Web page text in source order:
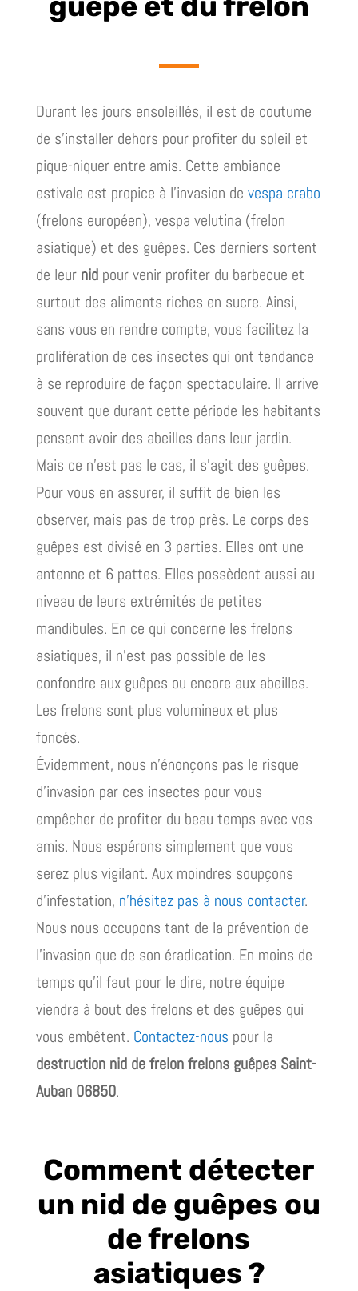
Durant les jours ensoleillés, il est de coutume
de s’installer dehors pour profiter du soleil et
pique-niquer entre amis. Cette ambiance
estivale est propice à l’invasion de vespa crabo
(frelons européen), vespa velutina (frelon
asiatique) et des guêpes. Ces derniers sortent
de leur nidpour venir profiter du barbecue et
surtout des aliments riches en sucre. Ainsi,
sans vous en rendre compte, vous facilitez la
prolifération de ces insectes qui ont tendance
à se reproduire de façon spectaculaire. Il arrive
souvent que durant cette période les habitants
pensent avoir des abeilles dans leur jardin.
Mais ce n’est pas le cas, il s’agit des guêpes.
Pour vous en assurer, il suffit de bien les
observer, mais pas de trop près. Le corps des
guêpes est divisé en 3 parties. Elles ont une
antenne et 6 pattes. Elles possèdent aussi au
niveau de leurs extrémités de petites
mandibules. En ce qui concerne les frelons
asiatiques, il n’est pas possible de les
confondre aux guêpes ou encore aux abeilles.
Les frelons sont plus volumineux et plus
foncés.
Évidemment, nous n’énonçons pas le risque
d’invasion par ces insectes pour vous
empêcher de profiter du beau temps avec vos
amis. Nous espérons simplement que vous
serez plus vigilant. Aux moindres soupçons
d’infestation, n’hésitez pas à nous contacter.
Nous nous occupons tant de la prévention de
l’invasion que de son éradication. En moins de
temps qu’il faut pour le dire, notre équipe
viendra à bout des frelons et des guêpes qui
vous embêtent. Contactez-nous pour la
destruction nid de frelon frelons guêpes Saint-
Auban 06850.
Comment détecter
un nid de guêpes ou
de frelons
asiatiques ?